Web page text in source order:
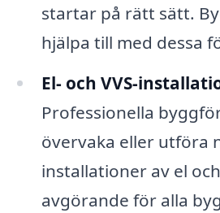
startar på rätt sätt.
hjälpa till med dessa
El- och VVS-
Professionella
övervaka eller utföra
installationer av el
avgörande för alla